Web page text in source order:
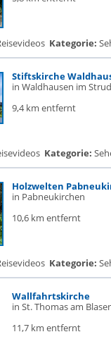
Kategorie:
Stiftskirche
in Waldhausen im
9,4 km entfernt
Kategorie:
Holzwelten
in Pabneukirchen
10,6 km entfernt
Kategorie:
Wallfahrtskirche
in St. Thomas am
11,7 km entfernt